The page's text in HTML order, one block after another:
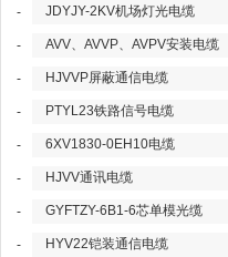
- JDYJY-2KV机场灯光电缆
- AVV、AVVP、AVPV安装电缆
- HJVVP屏蔽通信电缆
- PTYL23铁路信号电缆
- 6XV1830-0EH10电缆
- HJVV通讯电缆
- GYFTZY-6B1-6芯单模光缆
- HYV22铠装通信电缆